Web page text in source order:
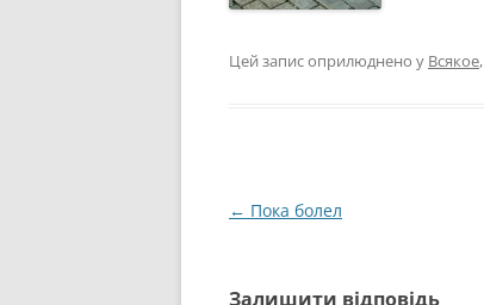
Цей запис оприлюднено у Всякое,
Навігація
← Пока болел
Залишити відповідь